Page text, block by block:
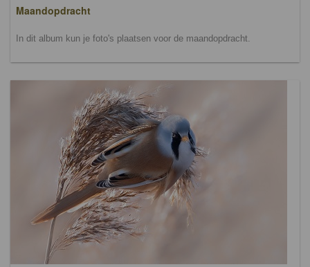
Maandopdracht
In dit album kun je foto's plaatsen voor de maandopdracht.